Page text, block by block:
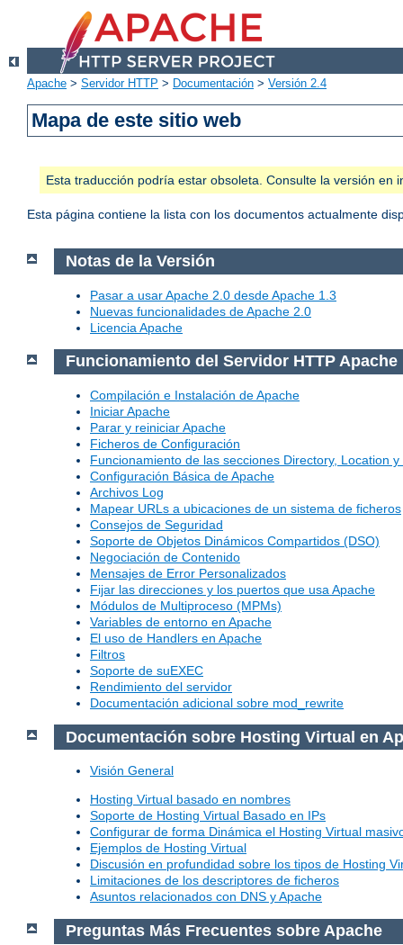
Apache > Servidor HTTP > Documentación > Versión 2.4
Mapa de este sitio web
Esta traducción podría estar obsoleta. Consulte la versión
Esta página contiene la lista con los documentos actualmente
Notas de la Versión
Pasar a usar Apache 2.0 desde Apache 1.3
Nuevas funcionalidades de Apache 2.0
Licencia Apache
Funcionamiento del Servidor HTTP Apache
Compilación e Instalación de Apache
Iniciar Apache
Parar y reiniciar Apache
Ficheros de Configuración
Funcionamiento de las secciones Directory, Location y
Configuración Básica de Apache
Archivos Log
Mapear URLs a ubicaciones de un sistema de ficheros
Consejos de Seguridad
Soporte de Objetos Dinámicos Compartidos (DSO)
Negociación de Contenido
Mensajes de Error Personalizados
Fijar las direcciones y los puertos que usa Apache
Módulos de Multiproceso (MPMs)
Variables de entorno en Apache
El uso de Handlers en Apache
Filtros
Soporte de suEXEC
Rendimiento del servidor
Documentación adicional sobre mod_rewrite
Documentación sobre Hosting Virtual en
Visión General
Hosting Virtual basado en nombres
Soporte de Hosting Virtual Basado en IPs
Configurar de forma Dinámica el Hosting Virtual
Ejemplos de Hosting Virtual
Discusión en profundidad sobre los tipos de Hosting
Limitaciones de los descriptores de ficheros
Asuntos relacionados con DNS y Apache
Preguntas Más Frecuentes sobre Apache